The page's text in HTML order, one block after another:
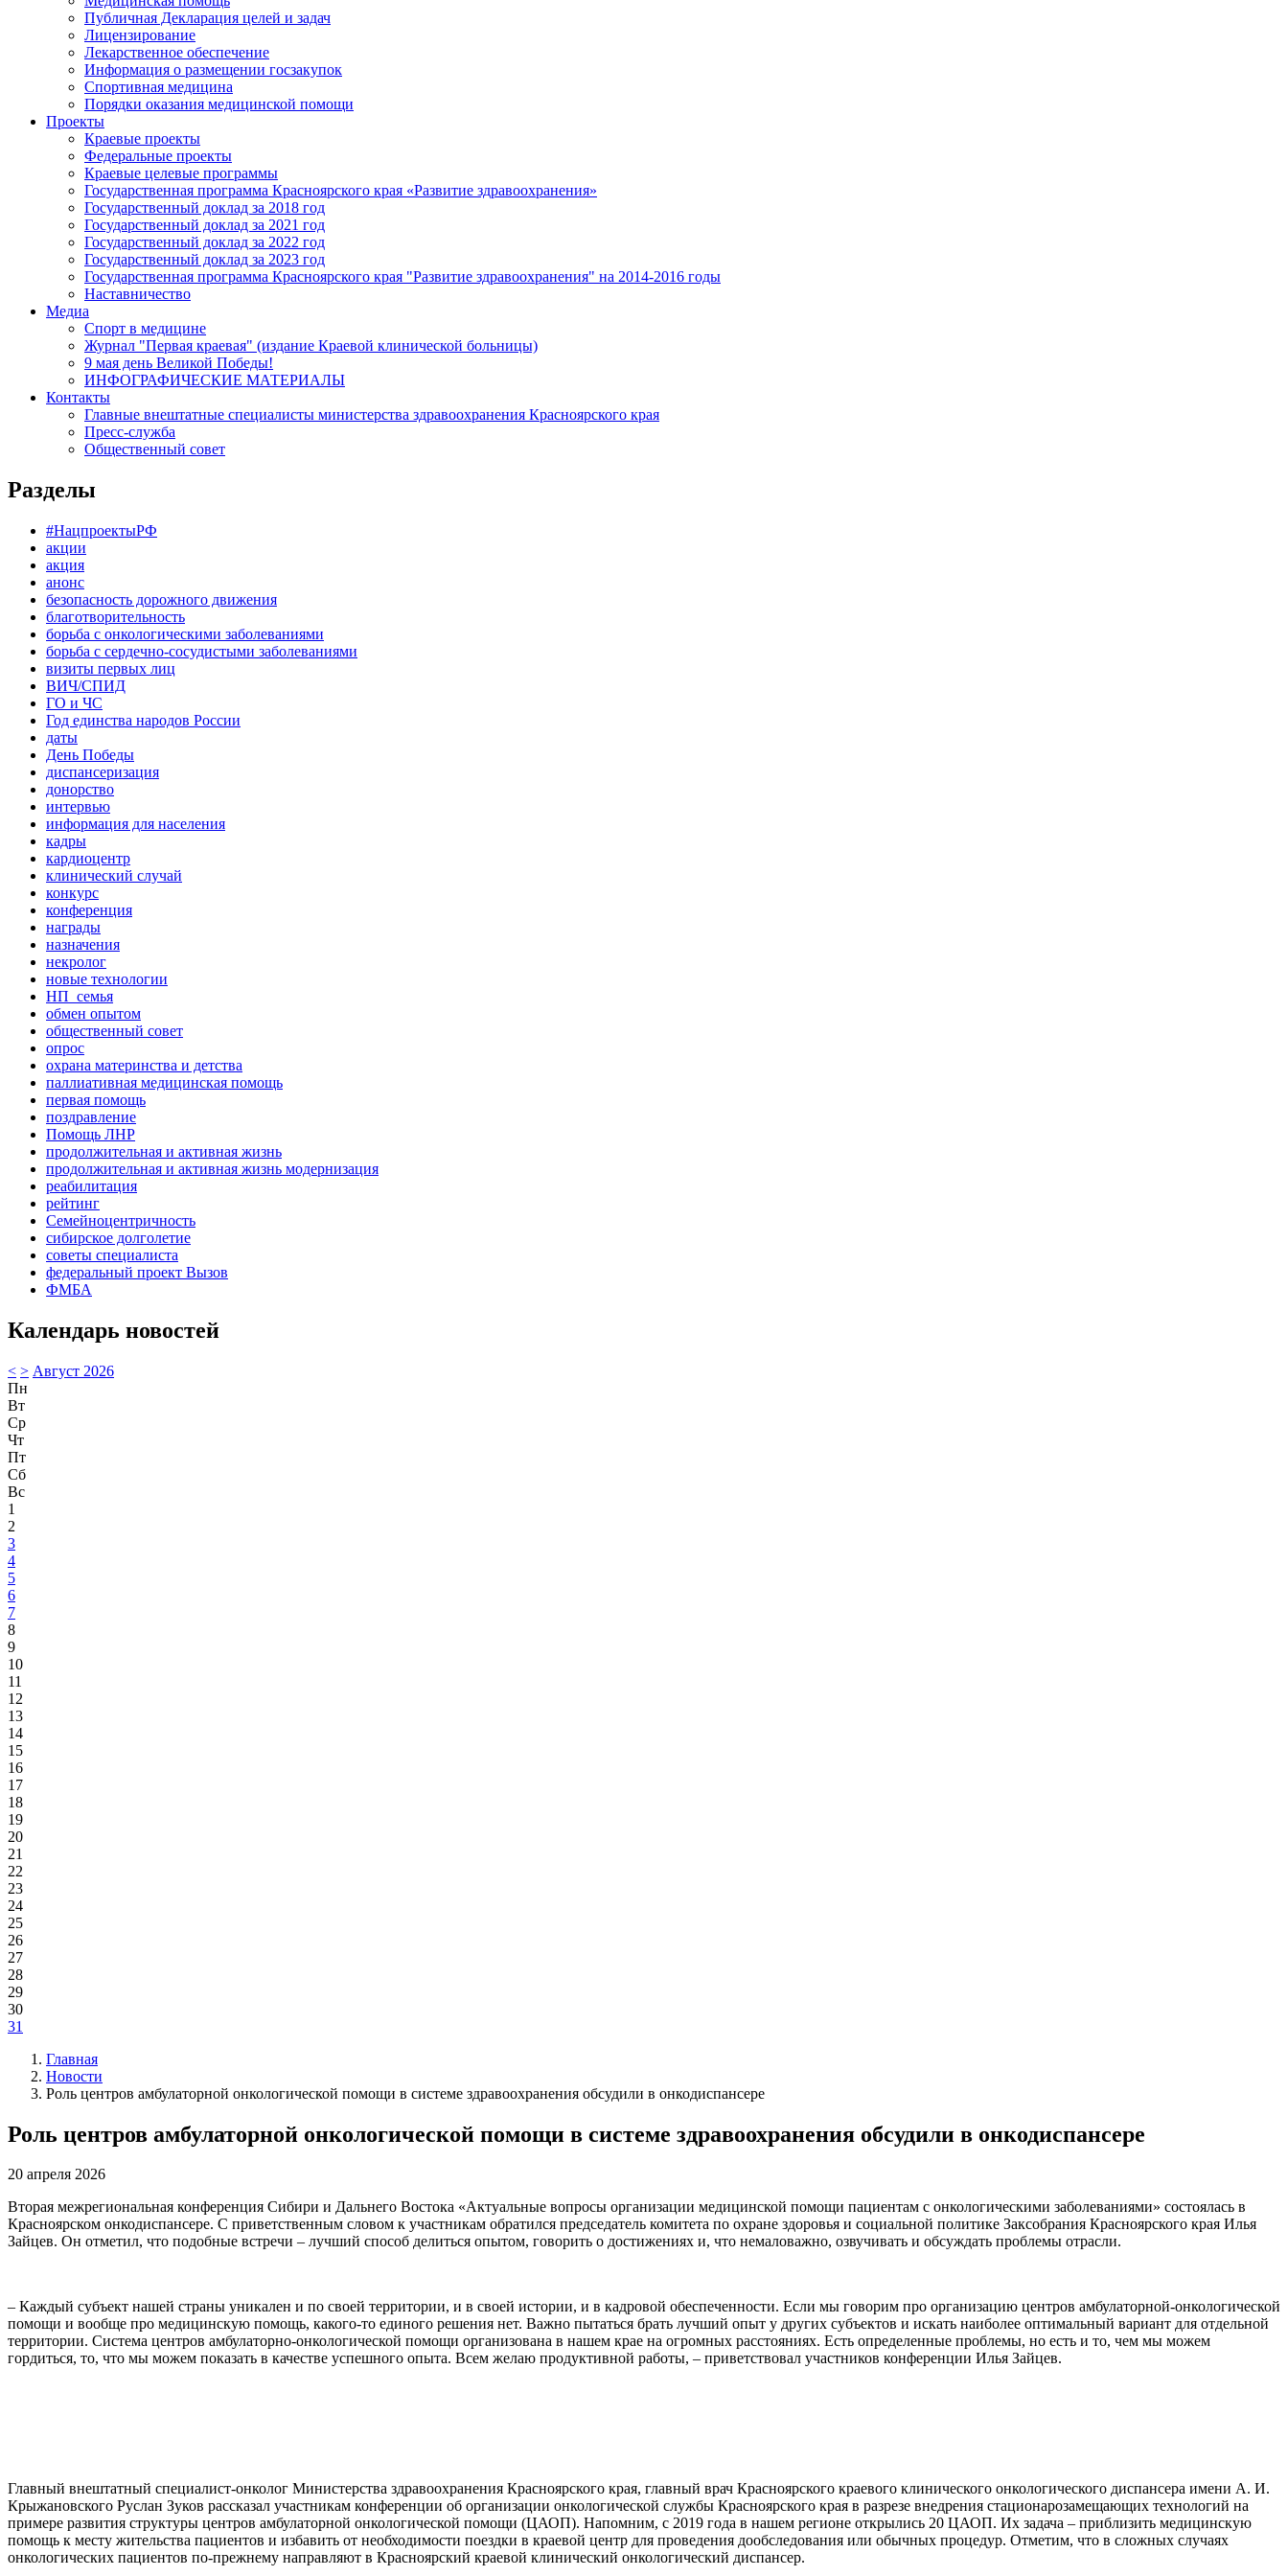
Публичная Декларация целей и задач
Лицензирование
Лекарственное обеспечение
Информация о размещении госзакупок
Спортивная медицина
Порядки оказания медицинской помощи
Проекты
Краевые проекты
Федеральные проекты
Краевые целевые программы
Государственная программа Красноярского края «Развитие здравоохранения»
Государственный доклад за 2018 год
Государственный доклад за 2021 год
Государственный доклад за 2022 год
Государственный доклад за 2023 год
Государственная программа Красноярского края "Развитие здравоохранения" на 2014-2016 годы
Наставничество
Медиа
Спорт в медицине
Журнал "Первая краевая" (издание Краевой клинической больницы)
9 мая день Великой Победы!
ИНФОГРАФИЧЕСКИЕ МАТЕРИАЛЫ
Контакты
Главные внештатные специалисты министерства здравоохранения Красноярского края
Пресс-служба
Общественный совет
Разделы
#НацпроектыРФ
акции
акция
анонс
безопасность дорожного движения
благотворительность
борьба с онкологическими заболеваниями
борьба с сердечно-сосудистыми заболеваниями
визиты первых лиц
ВИЧ/СПИД
ГО и ЧС
Год единства народов России
даты
День Победы
диспансеризация
донорство
интервью
информация для населения
кадры
кардиоцентр
клинический случай
конкурс
конференция
награды
назначения
некролог
новые технологии
НП_семья
обмен опытом
общественный совет
опрос
охрана материнства и детства
паллиативная медицинская помощь
первая помощь
поздравление
Помощь ЛНР
продолжительная и активная жизнь
продолжительная и активная жизнь модернизация
реабилитация
рейтинг
Семейноцентричность
сибирское долголетие
советы специалиста
федеральный проект Вызов
ФМБА
Календарь новостей
< > Август 2026
Пн
Вт
Ср
Чт
Пт
Сб
Вс
1
2
3
4
5
6
7
8
9
10
11
12
13
14
15
16
17
18
19
20
21
22
23
24
25
26
27
28
29
30
31
Главная
Новости
Роль центров амбулаторной онкологической помощи в системе здравоохранения обсудили в онкодиспансере
Роль центров амбулаторной онкологической помощи в системе здравоохранения обсудили в онкодиспансере
20 апреля 2026
Вторая межрегиональная конференция Сибири и Дальнего Востока «Актуальные вопросы организации медицинской помощи пациентам с онкологическими заболеваниями» состоялась в
Красноярском онкодиспансере. С приветственным словом к участникам обратился председатель комитета по охране здоровья и социальной политике Заксобрания Красноярского края Илья
Зайцев. Он отметил, что подобные встречи – лучший способ делиться опытом, говорить о достижениях и, что немаловажно, озвучивать и обсуждать проблемы отрасли.
– Каждый субъект нашей страны уникален и по своей территории, и в своей истории, и в кадровой обеспеченности. Если мы говорим про организацию центров амбулаторной-онкологической
помощи и вообще про медицинскую помощь, какого-то единого решения нет. Важно пытаться брать лучший опыт у других субъектов и искать наиболее оптимальный вариант для отдельной
территории. Система центров амбулаторно-онкологической помощи организована в нашем крае на огромных расстояниях. Есть определенные проблемы, но есть и то, чем мы можем
гордиться, то, что мы можем показать в качестве успешного опыта. Всем желаю продуктивной работы, – приветствовал участников конференции Илья Зайцев.
Главный внештатный специалист-онколог Министерства здравоохранения Красноярского края, главный врач Красноярского краевого клинического онкологического диспансера имени А. И.
Крыжановского Руслан Зуков рассказал участникам конференции об организации онкологической службы Красноярского края в разрезе внедрения стационарозамещающих технологий на
примере развития структуры центров амбулаторной онкологической помощи (ЦАОП). Напомним, с 2019 года в нашем регионе открылись 20 ЦАОП. Их задача – приблизить медицинскую
помощь к месту жительства пациентов и избавить от необходимости поездки в краевой центр для проведения дообследования или обычных процедур. Отметим, что в сложных случаях
онкологических пациентов по-прежнему направляют в Красноярский краевой клинический онкологический диспансер.